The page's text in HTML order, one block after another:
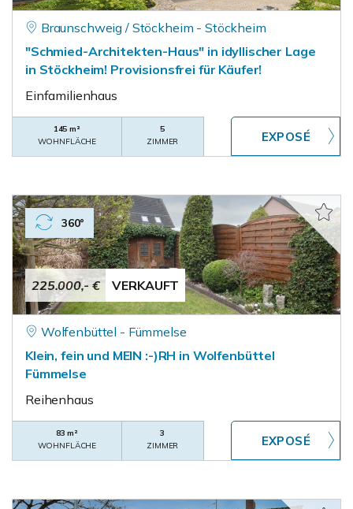
Braunschweig / Stöckheim - Stöckheim
"Schmied-Architekten-Haus" in idyllischer Lage
in Stöckheim! Provisionsfrei für Käufer!
Einfamilienhaus
145 m²
WOHNFLÄCHE
5
ZIMMER
225.000,- € VERKAUFT
360°
Wolfenbüttel - Fümmelse
Klein, fein und MEIN :-)RH in Wolfenbüttel
Fümmelse
Reihenhaus
83 m²
WOHNFLÄCHE
3
ZIMMER